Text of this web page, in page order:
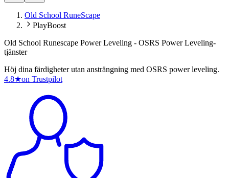
Old School RuneScape
PlayBoost
Old School Runescape Power Leveling - OSRS Power Leveling-
tjänster
Höj dina färdigheter utan ansträngning med OSRS power leveling.
4.8★on Trustpilot